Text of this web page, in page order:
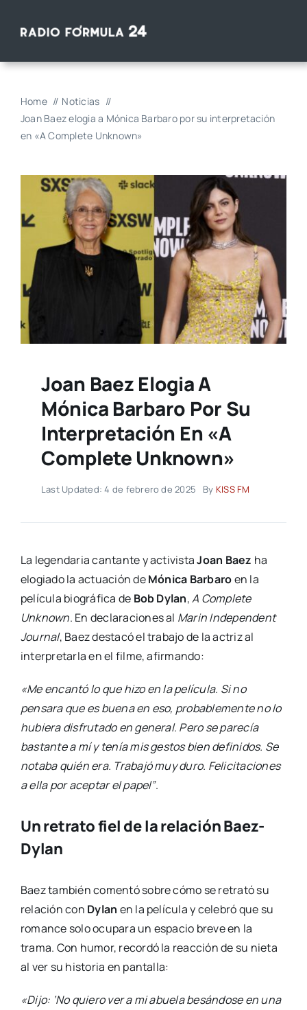
Home
Noticias
Joan Baez elogia a Mónica Barbaro por su interpretación
en «A Complete Unknown»
Joan Baez Elogia A
Mónica Barbaro Por Su
Interpretación En «A
Complete Unknown»
Last Updated: 4 de febrero de 2025 By KISS FM
La legendaria cantante y activistaJoan Baez ha
elogiado la actuación deMónica Barbaroen la
película biográfica de Bob Dylan,A Complete
Unknown. En declaraciones al Marin Independent
Journal, Baez destacó el trabajo de la actriz al
interpretarla en el filme, afirmando:
«Me encantó lo que hizo en la película. Si no
pensara que es buena en eso, probablemente no lo
hubiera disfrutado en general. Pero se parecía
bastante a mí y tenía mis gestos bien definidos. Se
notaba quién era. Trabajó muy duro. Felicitaciones
a ella por aceptar el papel”.
Un retrato fiel de la relación Baez-
Dylan
Baez también comentó sobre cómo se retrató su
relación con Dylan en la película y celebró que su
romance solo ocupara un espacio breve en la
trama. Con humor, recordó la reacción de su nieta
al ver su historia en pantalla:
«Dijo: ‘No quiero ver a mi abuela besándose en una